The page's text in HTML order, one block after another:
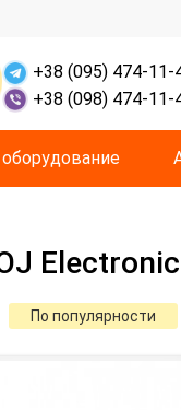
+38 (095) 474-11-
+38 (098) 474-11-
По популярности